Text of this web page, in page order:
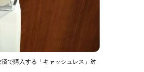
で購入する「キャッシュレス」対